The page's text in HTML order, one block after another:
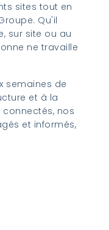
sites tout en
Qu'il
sur site ou au
ne travaille
semaines de
et à la
nos
et informés,